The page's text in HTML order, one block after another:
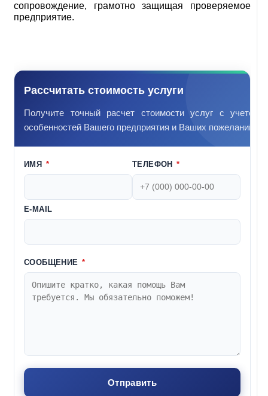
сопровождение, грамотно защищая проверяемое
предприятие.
Рассчитать стоимость услуги
Получите точный расчет стоимости услуг с учетом
особенностей Вашего предприятия и Ваших пожеланий.
ИМЯ * ТЕЛЕФОН *
E-MAIL
СООБЩЕНИЕ *